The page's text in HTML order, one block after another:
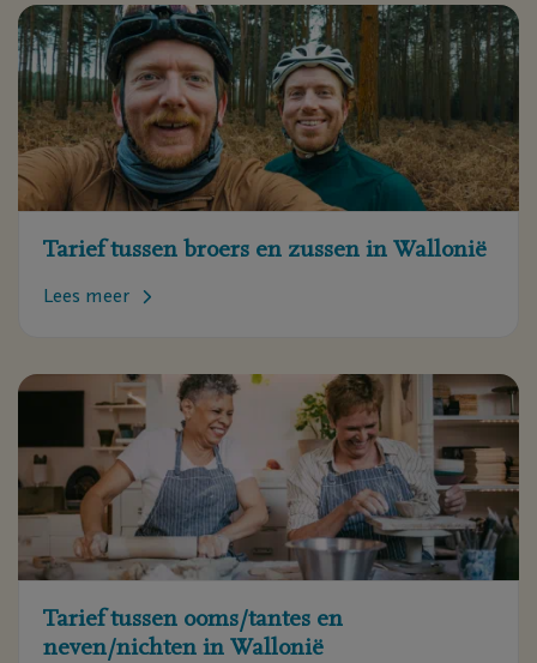
Tarief tussen broers en zussen in Wallonië
Lees meer
Tarief tussen ooms/tantes en
neven/nichten in Wallonië